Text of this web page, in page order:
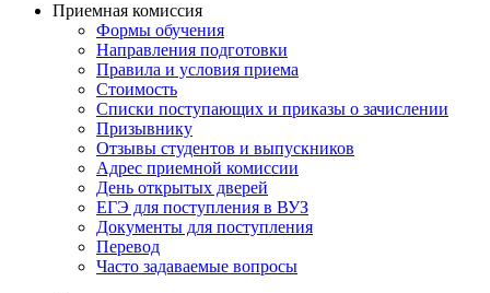
Приемная комиссия
Формы обучения
Направления подготовки
Правила и условия приема
Стоимость
Списки поступающих и приказы о зачислении
Призывнику
Отзывы студентов и выпускников
Адрес приемной комиссии
День открытых дверей
ЕГЭ для поступления в ВУЗ
Документы для поступления
Перевод
Часто задаваемые вопросы